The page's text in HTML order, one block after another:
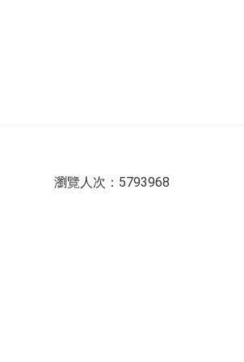
瀏覽人次：5793968